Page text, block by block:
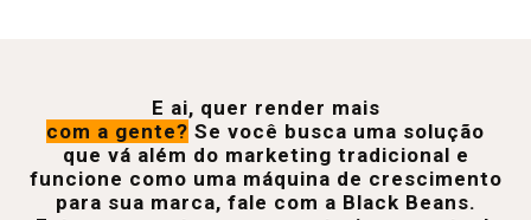
E ai, quer render mais
com a gente? Se você busca uma solução
que vá além do marketing tradicional e
funcione como uma máquina de crescimento
para sua marca, fale com a Black Beans.